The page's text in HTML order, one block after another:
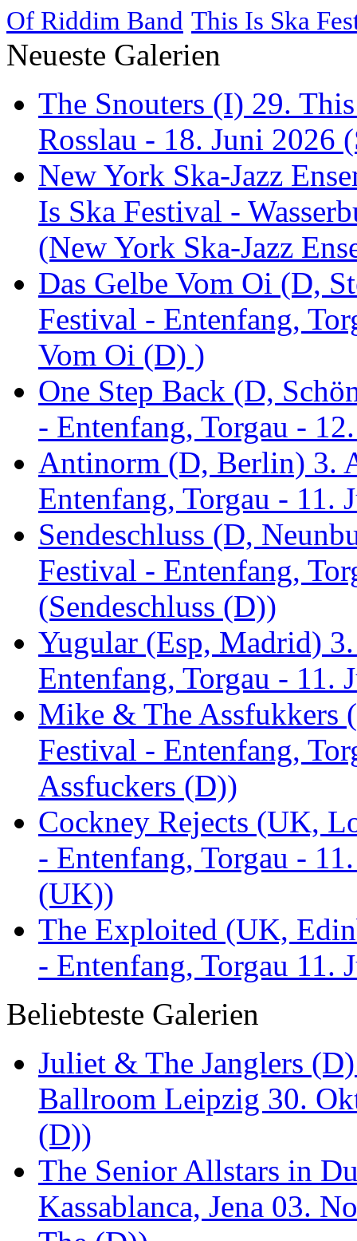
Of Riddim Band This Is Ska
Neueste Galerien
The Snouters (I) 29.
Rosslau - 18. Juni 2026
New York Ska-Jazz
Is Ska Festival -
(New York Ska-Jazz
Das Gelbe Vom Oi (D,
Festival - Entenfang,
Vom Oi (D) )
One Step Back (D,
- Entenfang, Torgau -
Antinorm (D, Berlin) 3.
Entenfang, Torgau -
Sendeschluss (D,
Festival - Entenfang,
(Sendeschluss (D))
Yugular (Esp, Madrid)
Entenfang, Torgau - 11.
Mike & The Assfukkers
Festival - Entenfang,
Assfuckers (D))
Cockney Rejects (UK,
- Entenfang, Torgau -
(UK))
The Exploited (UK,
- Entenfang, Torgau
Beliebteste Galerien
Juliet & The Janglers
Ballroom Leipzig 30.
(D))
The Senior Allstars in
Kassablanca, Jena 03.